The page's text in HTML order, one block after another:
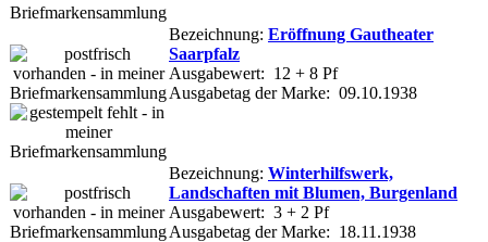
Bezeichnung: Eröffnung Gautheater
Saarpfalz
Ausgabewert: 12 + 8 Pf
Ausgabetag der Marke: 09.10.1938
Bezeichnung: Winterhilfswerk,
Landschaften mit Blumen, Burgenland
Ausgabewert: 3 + 2 Pf
Ausgabetag der Marke: 18.11.1938